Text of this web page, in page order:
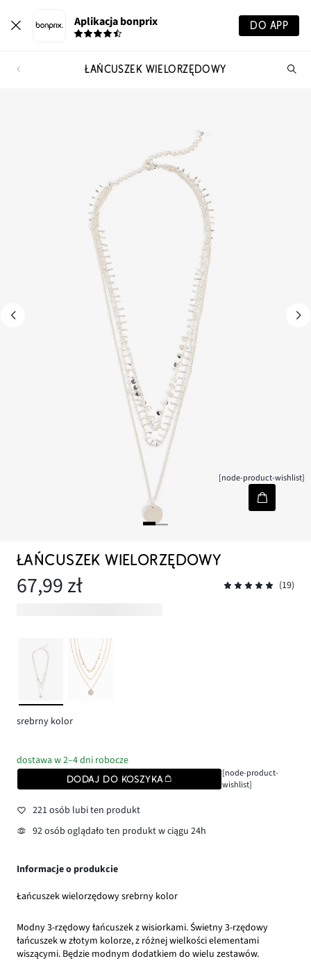
Aplikacja bonprix DO APP
ŁAŃCUSZEK WIELORZĘDOWY
[node-product-wishlist]
ŁAŃCUSZEK WIELORZĘDOWY
67,99 zł (19)
srebrny kolor
dostawa w 2–4 dni robocze
DODAJ DO KOSZYKA
[node-product-
wishlist]
221 osób lubi ten produkt
92 osób oglądało ten produkt w ciągu 24h
Informacje o produkcie
Łańcuszek wielorzędowy srebrny kolor
Modny 3-rzędowy łańcuszek z wisiorkami. Świetny 3-rzędowy
łańcuszek w złotym kolorze, z różnej wielkości elementami
wiszącymi. Będzie modnym dodatkiem do wielu zestawów.